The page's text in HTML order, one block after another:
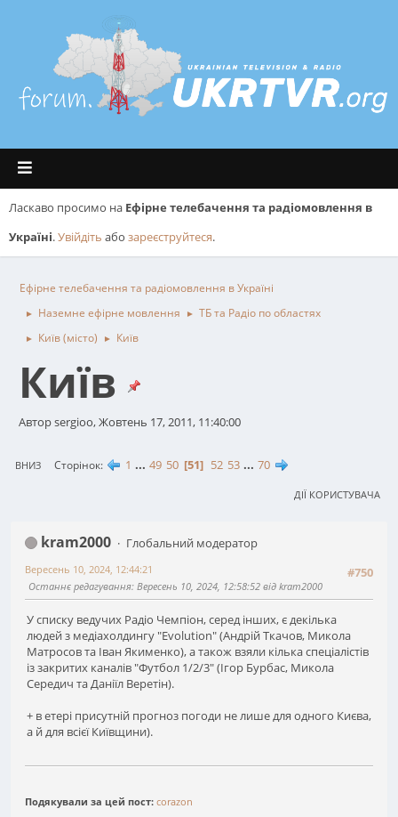
Ласкаво просимо на Ефірне телебачення та радіомовлення в
Україні.Увійдіть або зареєструйтеся.
Ефірне телебачення та радіомовлення в Україні
► Наземне ефірне мовлення ► ТБ та Радіо по областях
► Київ (місто) ► Київ
Київ
Автор sergioo, Жовтень 17, 2011, 11:40:00
ВНИЗ Сторінок 1 ... 49 50 51 52 53 ... 70
ДІЇ КОРИСТУВАЧА
kram2000
Глобальний модератор
#750
Вересень 10, 2024, 12:44:21
Останнє редагування: Вересень 10, 2024, 12:58:52 від kram2000
У списку ведучих Радіо Чемпіон, серед інших, є декілька
людей з медіахолдингу "Evolution" (Андрій Ткачов, Микола
Матросов та Іван Якименко), а також взяли кілька спеціалістів
із закритих каналів "Футбол 1/2/3" (Ігор Бурбас, Микола
Середич та Даніїл Веретін).
+ в етері присутній прогноз погоди не лише для одного Києва,
а й для всієї Київщини).
Подякували за цей пост: corazon